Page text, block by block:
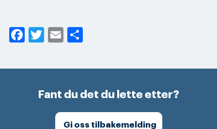
Facebook
Twitter
Email
Fant du det du lette etter?
Gi oss tilbakemelding